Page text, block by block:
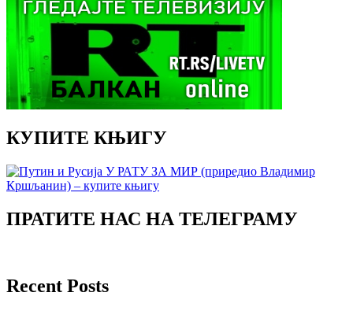
КУПИТЕ КЊИГУ
ПРАТИТЕ НАС НА ТЕЛЕГРАМУ
Recent Posts